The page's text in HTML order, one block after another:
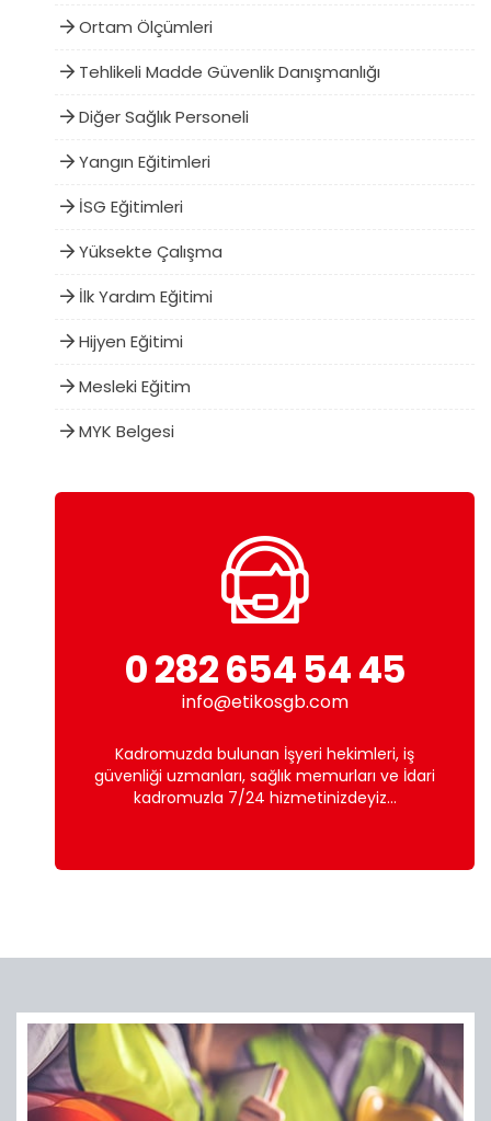
Ortam Ölçümleri
Tehlikeli Madde Güvenlik Danışmanlığı
Diğer Sağlık Personeli
Yangın Eğitimleri
İSG Eğitimleri
Yüksekte Çalışma
İlk Yardım Eğitimi
Hijyen Eğitimi
Mesleki Eğitim
MYK Belgesi
0 282 654 54 45
info@etikosgb.com
Kadromuzda bulunan İşyeri hekimleri, iş
güvenliği uzmanları, sağlık memurları ve İdari
kadromuzla 7/24 hizmetinizdeyiz...